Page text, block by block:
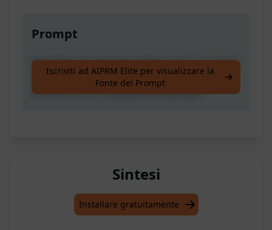
Prompt
Marketer di Contenuti Utile pronto a Scrivere
Una Vetrina del Progetto Adatta a
Dimostrare la Competenza Aziendale
Iscriviti ad AIPRM Elite per visualizzare la
Fonte del Prompt
Sintesi
Installare gratuitamente